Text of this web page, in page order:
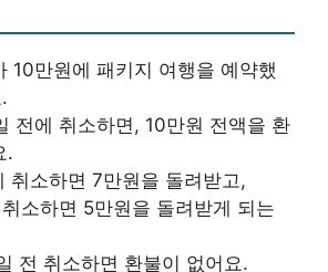
10만원에 패키지 여행을 예약했
전에 취소하면, 10만원 전액을 환
.
취소하면 7만원을 돌려받고,
소하면 5만원을 돌려받게 되는
전 취소하면 환불이 없어요.